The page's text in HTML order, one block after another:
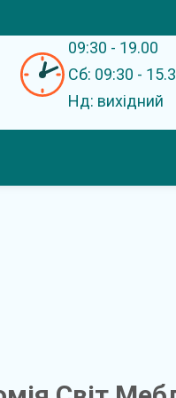
09:30 - 19.00
Сб: 09:30 -
Нд: вихідний